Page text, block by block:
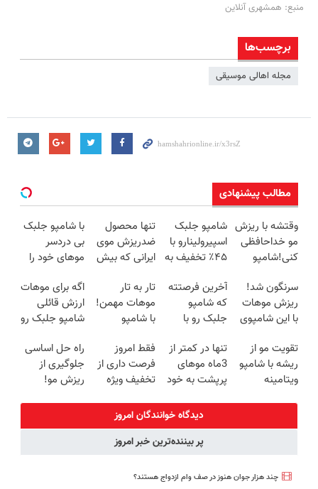
منبع: همشهری آنلاین
برچسب‌ها
مجله اهالی موسیقی
مطالب پیشنهادی
وقتشه با ریزش
مو خداحافظی
کنی!شامپو
جلبک رو با
45% تخفیف
بخر
شامپو جلبک
اسپیرولینارو با
۴۵٪ تخفیف به
بده
تنها محصول
ضدریزش موی
ایرانی که بیش
مشتری دارد
با شامپو جلبک
بی دردسر
موهای خود را
کنید45%تخفیف
سرنگون شد!
ریزش موهات
با این شامپوی
آخرین فرصتته
که شامپو
جلبک رو با
ویژه سفارش
بدی
تار به تار
موهات مهمن!
با شامپو
باش45%
تخفیف
اگه برای موهات
ارزش قائلی
شامپو جلبک رو
سفارش بده
تقویت مو از
ریشه با شامپو
ویتامینه
تنها در کمتر از
3ماه موهای
پرپشت به خود
شامپوجلبک45%تخفیف
فقط امروز
فرصت داری از
تخفیف ویژه
آلمانی استفاده
کنی
راه حل اساسی
جلوگیری از
ریزش مو!
دیدگاه خوانندگان امروز
پر بیننده‌ترین خبر امروز
چند هزار جوان هنوز در صف وام ازدواج هستند؟